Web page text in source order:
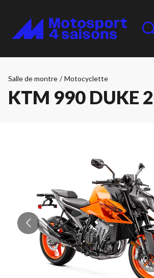
Salle de montre / Motocyclette
KTM 990 DUKE